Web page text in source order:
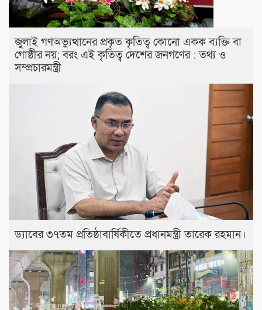
জুলাই গণঅভ্যুত্থানের প্রকৃত কৃতিত্ব কোনো একক ব্যক্তি বা
গোষ্ঠীর নয়; বরং এই কৃতিত্ব দেশের জনগণের : তথ্য ও
সম্প্রচারমন্ত্রী
ড্যাবের ৩৭তম প্রতিষ্ঠাবার্ষিকীতে প্রধানমন্ত্রী তারেক রহমান।